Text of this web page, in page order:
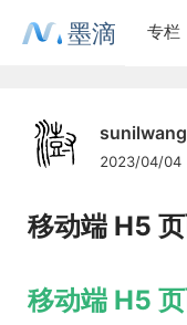
墨滴 专栏
sunilwang
2023/04/04
移动端 H5
移动端 H5